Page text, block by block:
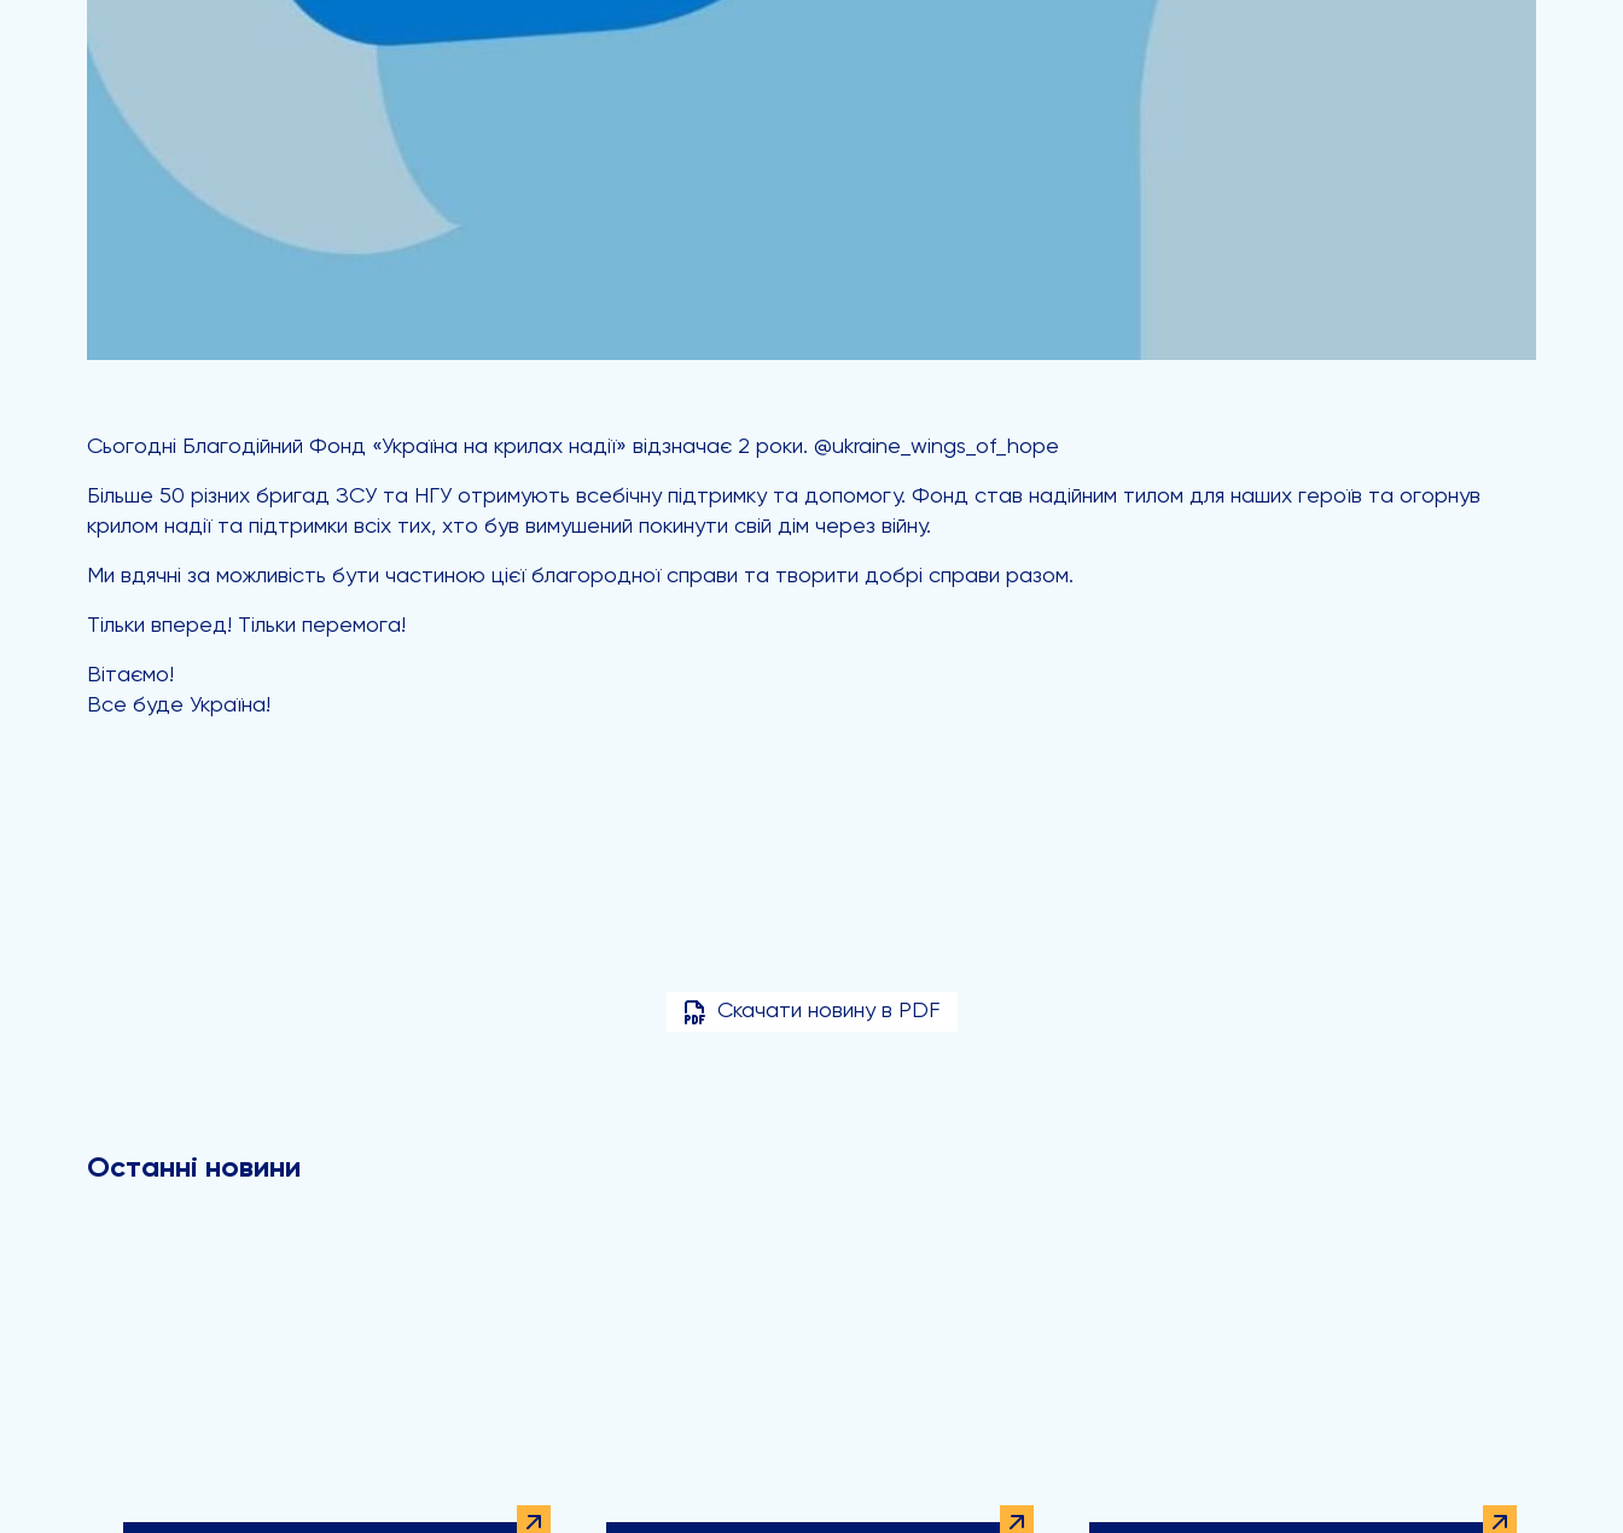
Сьогодні Благодійний Фонд «Україна на крилах надії» відзначає 2 роки. @ukraine_wings_of_hope
Більше 50 різних бригад ЗСУ та НГУ отримують всебічну підтримку та допомогу. Фонд став надійним тилом для наших героїв та огорнув
крилом надії та підтримки всіх тих, хто був вимушений покинути свій дім через війну.
Ми вдячні за можливість бути частиною цієї благородної справи та творити добрі справи разом.
Тільки вперед! Тільки перемога!
Вітаємо!
Все буде Україна!
Скачати новину в PDF
Останні новини